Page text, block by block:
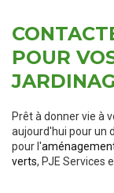
POUR
Prêt à donner vie à
aujourd'hui pour un
pour l'
verts, PJE Services